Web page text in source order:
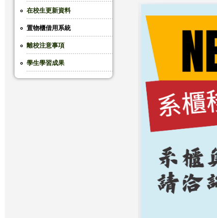
在校生更新資料
置物櫃借用系統
離校注意事項
學生學習成果